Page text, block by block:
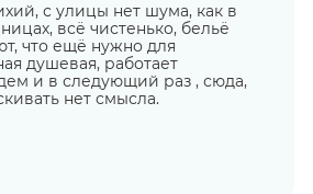
с улицы нет шума, как в
всё чистенько, бельё
что ещё нужно для
душевая, работает
и в следующий раз , сюда,
нет смысла.